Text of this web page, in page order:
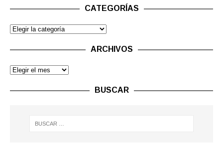
CATEGORÍAS
ARCHIVOS
BUSCAR